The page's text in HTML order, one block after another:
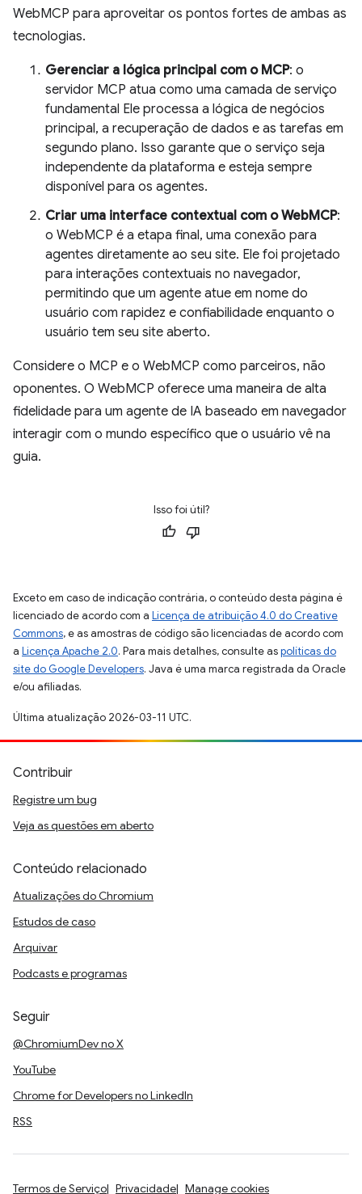
WebMCP para aproveitar os pontos fortes de ambas as
tecnologias.
Gerenciar a lógica principal com o MCP: o
servidor MCP atua como uma camada de serviço
fundamental Ele processa a lógica de negócios
principal, a recuperação de dados e as tarefas em
segundo plano. Isso garante que o serviço seja
independente da plataforma e esteja sempre
disponível para os agentes.
Criar uma interface contextual com o WebMCP:
o WebMCP é a etapa final, uma conexão para
agentes diretamente ao seu site. Ele foi projetado
para interações contextuais no navegador,
permitindo que um agente atue em nome do
usuário com rapidez e confiabilidade enquanto o
usuário tem seu site aberto.
Considere o MCP e o WebMCP como parceiros, não
oponentes. O WebMCP oferece uma maneira de alta
fidelidade para um agente de IA baseado em navegador
interagir com o mundo específico que o usuário vê na
guia.
Isso foi útil?
Exceto em caso de indicação contrária, o conteúdo desta página é
licenciado de acordo com a Licença de atribuição 4.0 do Creative
Commons, e as amostras de código são licenciadas de acordo com
a Licença Apache 2.0. Para mais detalhes, consulte aspolíticas do
site do Google Developers. Java é uma marca registrada da Oracle
e/ou afiliadas.
Última atualização 2026-03-11 UTC.
Contribuir
Registre um bug
Veja as questões em aberto
Conteúdo relacionado
Atualizações do Chromium
Estudos de caso
Arquivar
Podcasts e programas
Seguir
@ChromiumDev no X
YouTube
Chrome for Developers no LinkedIn
RSS
Termos de Serviço Privacidade Manage cookies